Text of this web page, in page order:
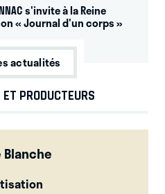
s'invite à la Reine
« Journal d'un corps »
actualités
PRODUCTEURS
Blanche